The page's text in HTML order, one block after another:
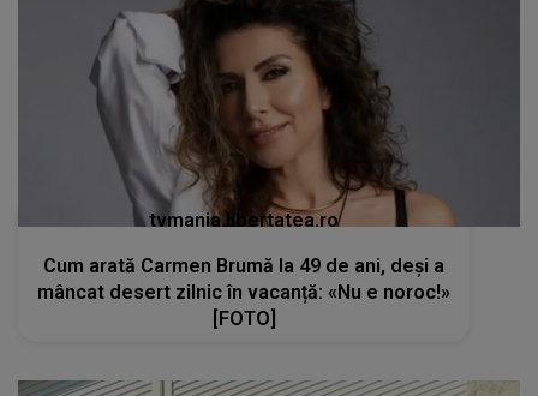
tvmania.libertatea.ro
Cum arată Carmen Brumă la 49 de ani, deși a
mâncat desert zilnic în vacanță: «Nu e noroc!»
[FOTO]